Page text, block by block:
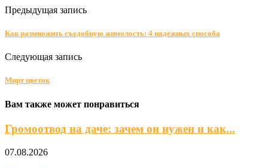
Предыдущая запись
Как размножить съедобную жимолость: 4 надежных способа
Следующая запись
Мирт цветок
Вам также может понравиться
Громоотвод на даче: зачем он нужен и как...
07.08.2026